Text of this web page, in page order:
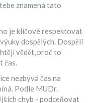
znamená tato
je klíčové respektovat
dospělých. Dospělí
vědět, proč to
čas.
nezbývá čas na
Podle MUDr.
chyb - podceňovat